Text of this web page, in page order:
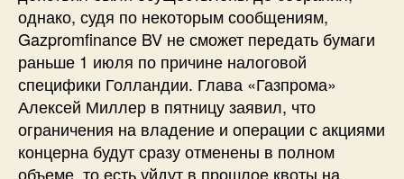
однако, судя по некоторым сообщениям,
Gazpromfinance BV не сможет передать бумаги
раньше 1 июля по причине налоговой
специфики Голландии. Глава «Газпрома»
Алексей Миллер в пятницу заявил, что
ограничения на владение и операции с акциями
концерна будут сразу отменены в полном
объеме, то есть уйдут в прошлое квоты на